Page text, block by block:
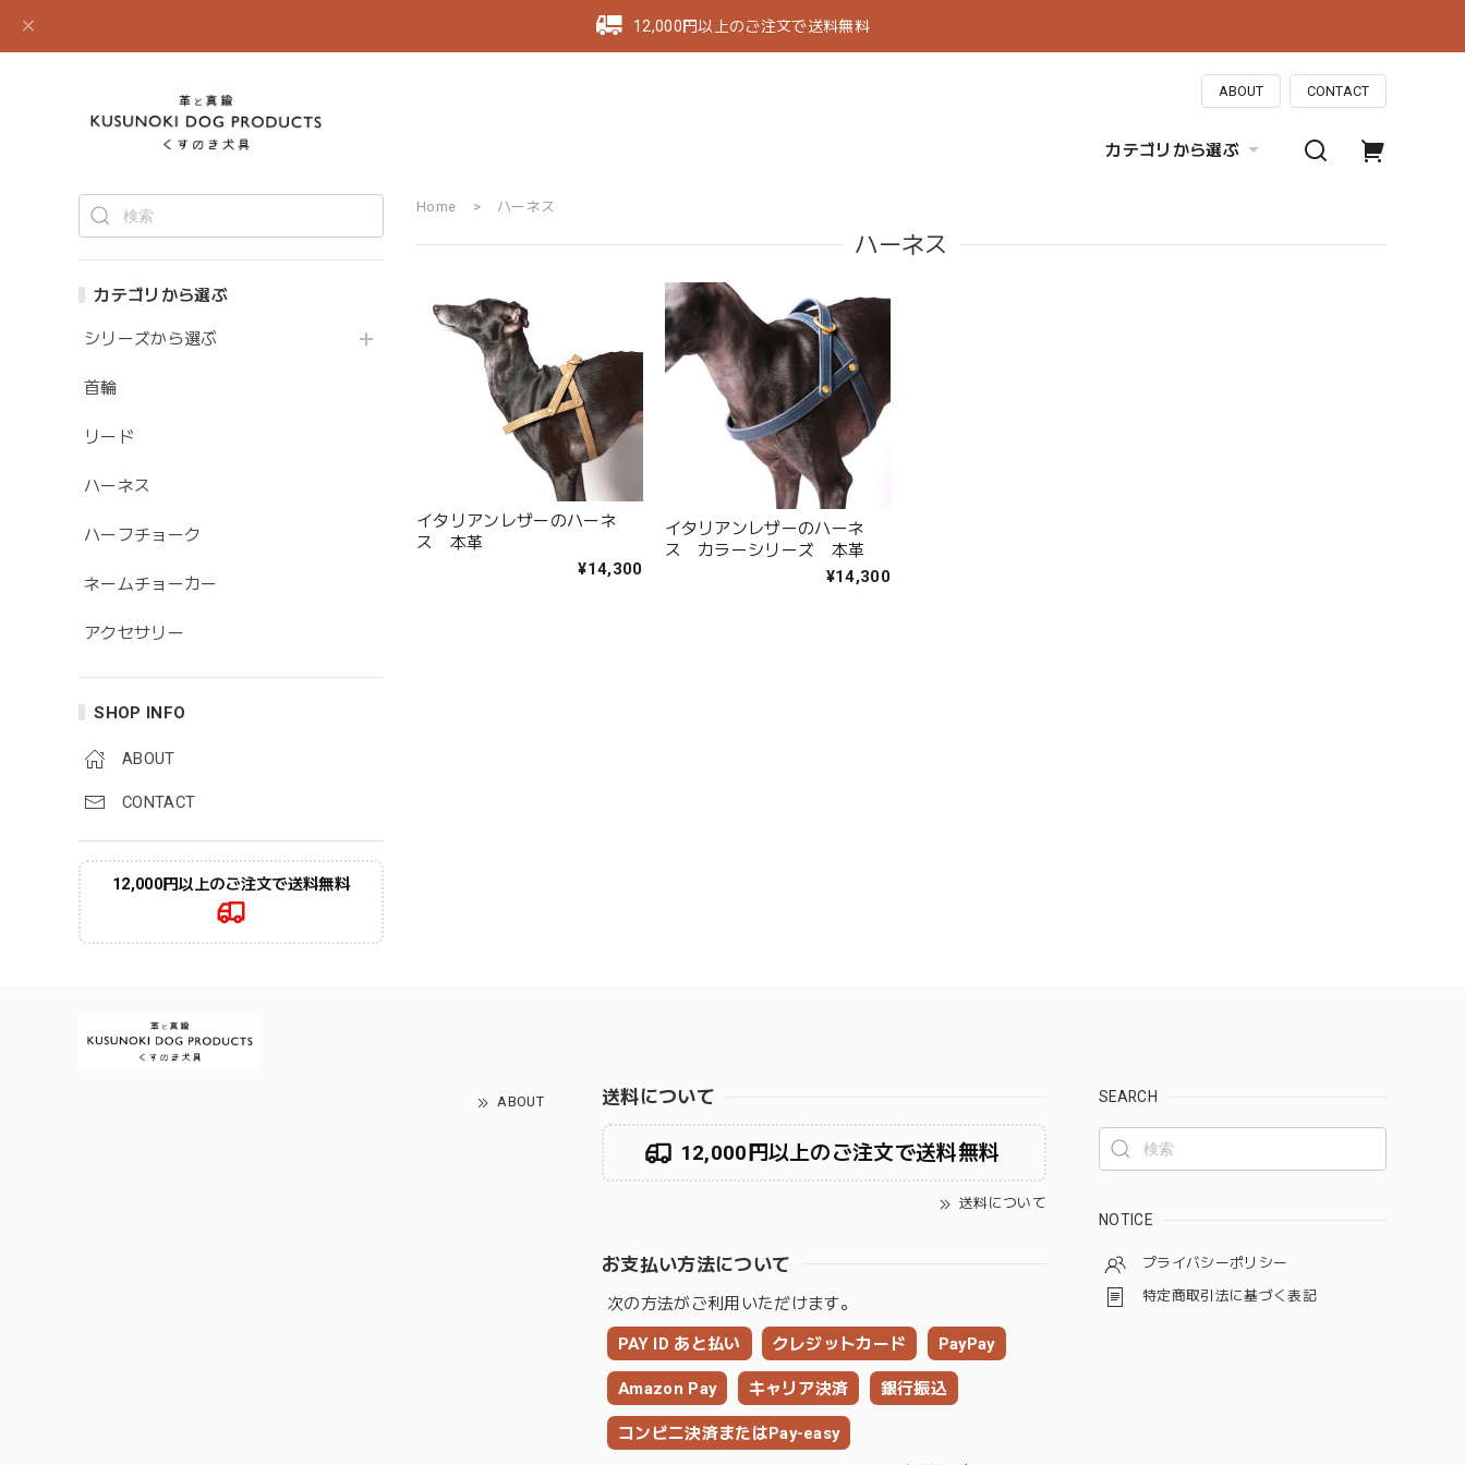
12,000円以上のご注文で送料無料
ABOUT CONTACT
カテゴリから選ぶ
カテゴリから選ぶ
シリーズから選ぶ
首輪
リード
ハーネス
ハーフチョーク
ネームチョーカー
アクセサリー
SHOP INFO
ABOUT
CONTACT
12,000円以上のご注文で送料無料
Home ハーネス
ハーネス
イタリアンレザーのハーネ
ス 本革
¥14,300
イタリアンレザーのハーネ
ス カラーシリーズ 本革
¥14,300
ABOUT 送料について
12,000円以上のご注文で送料無料
送料について
お支払い方法について
次の方法がご利用いただけます。
PAY ID あと払い クレジットカード PayPay
Amazon Pay キャリア決済 銀行振込
コンビニ決済またはPay-easy
SEARCH
NOTICE
プライバシーポリシー
特定商取引法に基づく表記